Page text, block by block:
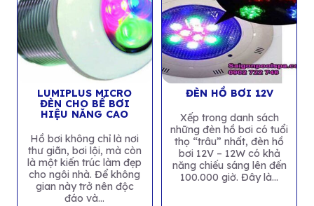
LUMIPLUS MICRO
ĐÈN CHO BỂ BƠI
HIỆU NĂNG CAO
Hồ bơi không chỉ là nơi
thư giãn, bơi lội, mà còn
là một kiến trúc làm đẹp
cho ngôi nhà. Để không
gian này trở nên độc
đáo và...
ĐÈN HỒ BƠI 12V
Xếp trong danh sách
những đèn hồ bơi có tuổi
thọ “trâu” nhất, đèn hồ
bơi 12V – 12W có khả
năng chiếu sáng lên đến
100.000 giờ. Đây là...